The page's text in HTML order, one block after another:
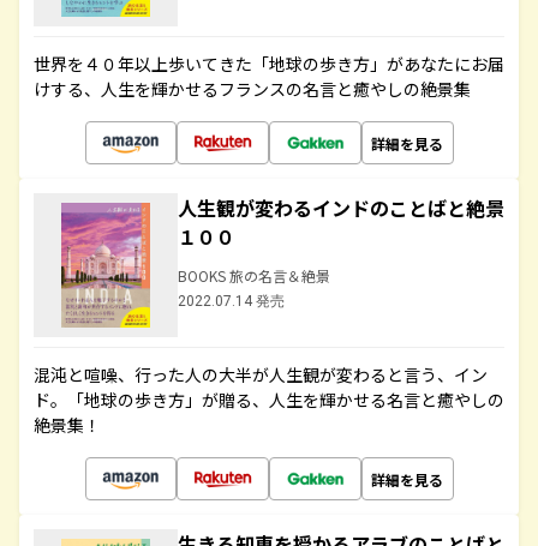
世界を４０年以上歩いてきた「地球の歩き方」があなたにお届
けする、人生を輝かせるフランスの名言と癒やしの絶景集
詳細を見る
人生観が変わるインドのことばと絶景
１００
BOOKS 旅の名言＆絶景
2022.07.14 発売
混沌と喧噪、行った人の大半が人生観が変わると言う、イン
ド。「地球の歩き方」が贈る、人生を輝かせる名言と癒やしの
絶景集！
詳細を見る